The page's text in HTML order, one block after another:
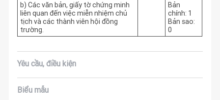
b) Các văn bản, giấy tờ chứng minh
liên quan đến việc miễn nhiệm chủ
tịch và các thành viên hội đồng
trường.
Bản
chính: 1
Bản sao:
0
Yêu cầu, điều kiện
Biểu mẫu